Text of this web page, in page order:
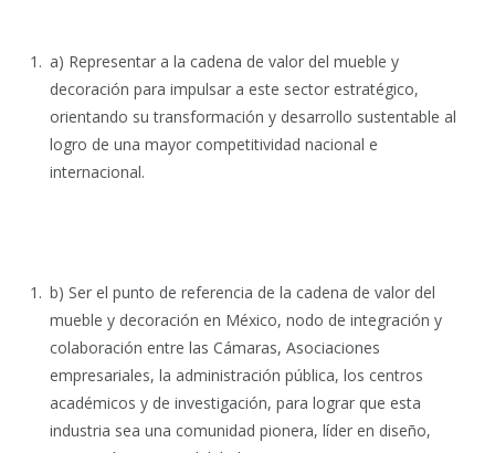
a) Representar a la cadena de valor del mueble y
decoración para impulsar a este sector estratégico,
orientando su transformación y desarrollo sustentable al
logro de una mayor competitividad nacional e
internacional.
b) Ser el punto de referencia de la cadena de valor del
mueble y decoración en México, nodo de integración y
colaboración entre las Cámaras, Asociaciones
empresariales, la administración pública, los centros
académicos y de investigación, para lograr que esta
industria sea una comunidad pionera, líder en diseño,